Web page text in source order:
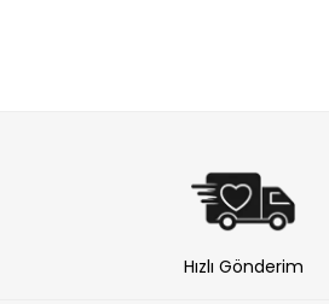
Hızlı Gönderim